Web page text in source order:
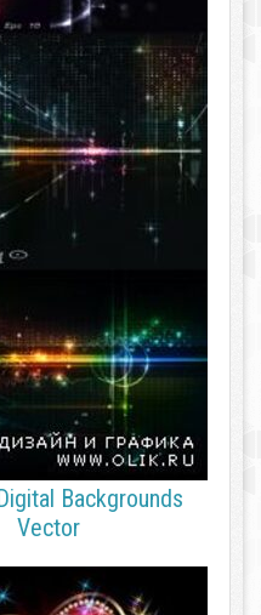
Backgrounds
Vector